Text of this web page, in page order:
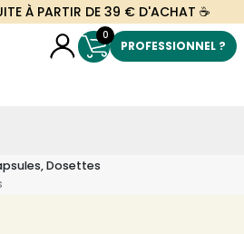
À PARTIR DE 39 € D'ACHAT ☕
0
PROFESSIONNEL ?
Dosettes